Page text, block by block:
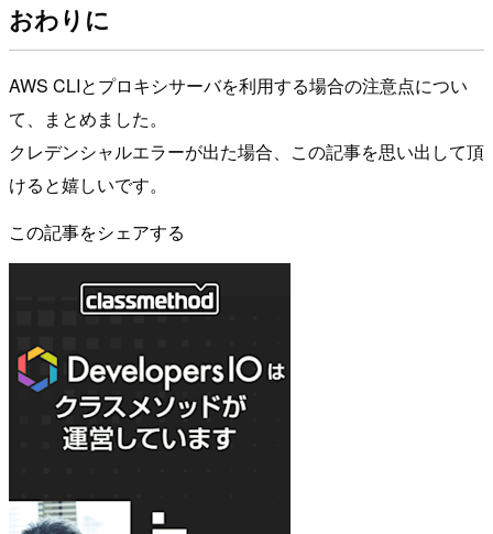
おわりに
AWS CLIとプロキシサーバを利用する場合の注意点につい
て、まとめました。
クレデンシャルエラーが出た場合、この記事を思い出して頂
けると嬉しいです。
この記事をシェアする